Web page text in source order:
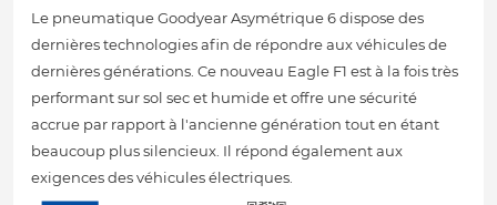
Le pneumatique Goodyear Asymétrique 6 dispose des
dernières technologies afin de répondre aux véhicules de
dernières générations. Ce nouveau Eagle F1 est à la fois très
performant sur sol sec et humide et offre une sécurité
accrue par rapport à l'ancienne génération tout en étant
beaucoup plus silencieux. Il répond également aux
exigences des véhicules électriques.